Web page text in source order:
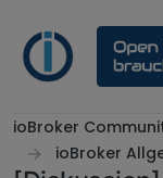
ioBroker
ioBroker